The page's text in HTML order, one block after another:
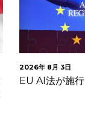
2026年 8月 3日
EU AI法が施行